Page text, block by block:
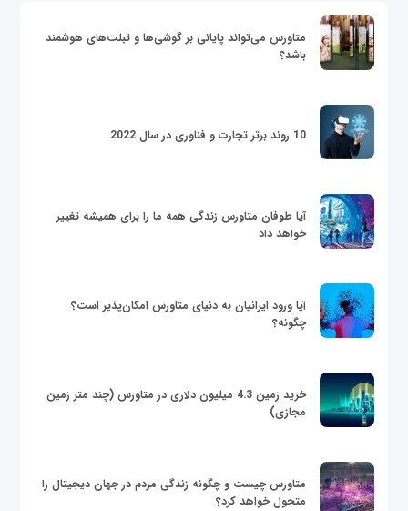
متاورس می‌تواند پایانی بر گوشی‌ها و تبلت‌های هوشمند
باشد؟
10 روند برتر تجارت و فناوری در سال 2022
آیا طوفان متاورس زندگی همه ما را برای همیشه تغییر
خواهد داد
آیا ورود ایرانیان به دنیای متاورس امکان‌پذیر است؟
چگونه؟
خرید زمین 4.3 میلیون دلاری در متاورس (چند متر زمین
مجازی)
متاورس چیست و چگونه زندگی مردم در جهان دیجیتال را
متحول خواهد کرد؟